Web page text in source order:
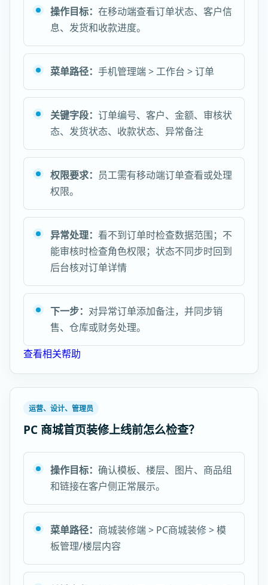
操作目标： 在移动端查看订单状态、客户信
息、发货和收款进度。
菜单路径： 手机管理端 > 工作台 > 订单
关键字段： 订单编号、客户、金额、审核状
态、发货状态、收款状态、异常备注
权限要求： 员工需有移动端订单查看或处理
权限。
异常处理： 看不到订单时检查数据范围；不
能审核时检查角色权限；状态不同步时回到
后台核对订单详情
下一步： 对异常订单添加备注，并同步销
售、仓库或财务处理。
查看相关帮助
运营、设计、管理员
PC 商城首页装修上线前怎么检查？
操作目标： 确认模板、楼层、图片、商品组
和链接在客户侧正常展示。
菜单路径： 商城装修端 > PC商城装修 > 模
板管理/楼层内容